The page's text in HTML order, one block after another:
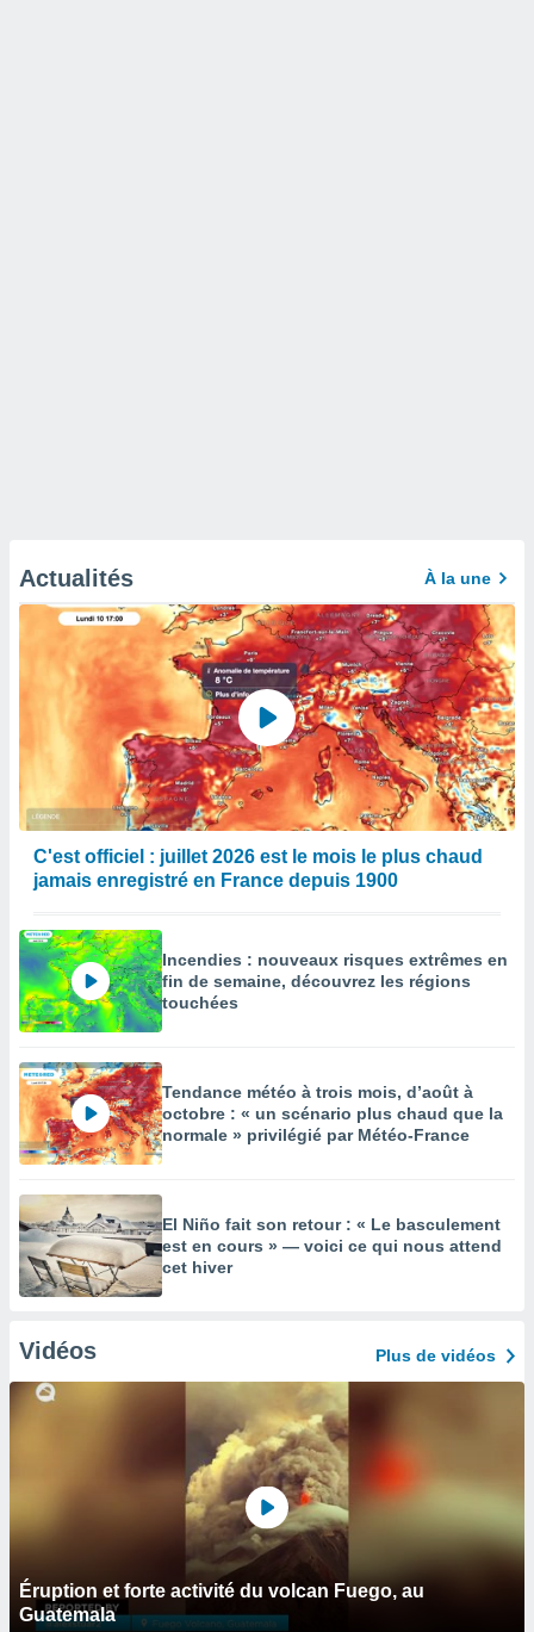
Actualités À la une
C'est officiel : juillet 2026 est le mois le plus chaud
jamais enregistré en France depuis 1900
Incendies : nouveaux risques extrêmes en
fin de semaine, découvrez les régions
touchées
Tendance météo à trois mois, d’août à
octobre : « un scénario plus chaud que la
normale » privilégié par Météo-France
El Niño fait son retour : « Le basculement
est en cours » — voici ce qui nous attend
cet hiver
Vidéos Plus de vidéos
Éruption et forte activité du volcan Fuego, au
Guatemala